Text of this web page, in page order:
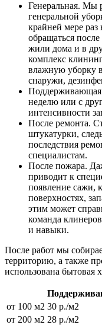
Генеральная. Мы
генеральной
крайней мере
обращаться
жили дома и в
комплекс
влажную уборку
снаружи,
Поддерживающая
неделю или с
интенсивности
После ремонта.
штукатурки,
последствия
специалистам.
После пожара.
приводит к
появление сажи,
поверхностях,
этим может
команда
и навыки.
После работ мы
территорию, а также
использована бытовая
от 100 м2 30 р./м2
от 200 м2 28 р./м2